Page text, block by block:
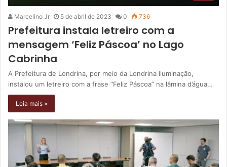
Marcelino Jr 5 de abril de 2023 0 736
Prefeitura instala letreiro com a
mensagem ‘Feliz Páscoa’ no Lago
Cabrinha
A Prefeitura de Londrina, por meio da Londrina Iluminação,
instalou um letreiro com a frase “Feliz Páscoa” na lâmina d’água…
Leia mais »